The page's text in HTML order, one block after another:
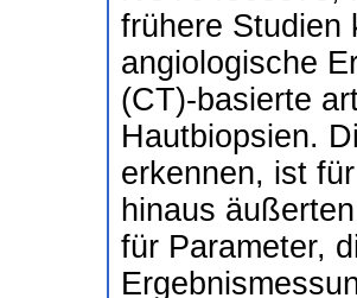
frühere Studien
angiologische
(CT)-basierte
Hautbiopsien.
erkennen, ist
hinaus
für Parameter,